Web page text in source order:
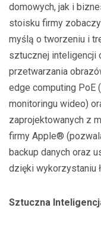
domowych, jak i
stoisku firmy
myślą o tworzeniu i
sztucznej inteligencji
przetwarzania
edge computing PoE
monitoringu wideo)
zaprojektowanych z
firmy Apple®
backup danych oraz
dzięki wykorzystaniu
Sztuczna